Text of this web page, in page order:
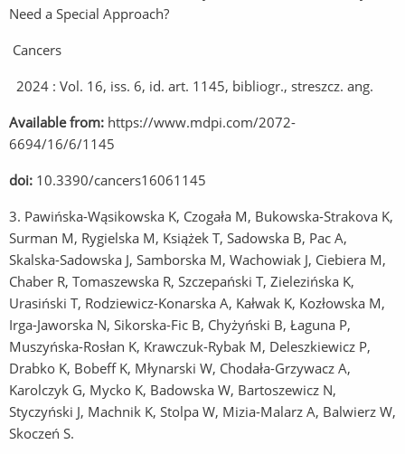
Need a Special Approach?
Cancers
2024 : Vol. 16, iss. 6, id. art. 1145, bibliogr., streszcz. ang.
Available from: https://www.mdpi.com/2072-
6694/16/6/1145
doi: 10.3390/cancers16061145
3. Pawińska-Wąsikowska K, Czogała M, Bukowska-Strakova K,
Surman M, Rygielska M, Książek T, Sadowska B, Pac A,
Skalska-Sadowska J, Samborska M, Wachowiak J, Ciebiera M,
Chaber R, Tomaszewska R, Szczepański T, Zielezińska K,
Urasiński T, Rodziewicz-Konarska A, Kałwak K, Kozłowska M,
Irga-Jaworska N, Sikorska-Fic B, Chyżyński B, Łaguna P,
Muszyńska-Rosłan K, Krawczuk-Rybak M, Deleszkiewicz P,
Drabko K, Bobeff K, Młynarski W, Chodała-Grzywacz A,
Karolczyk G, Mycko K, Badowska W, Bartoszewicz N,
Styczyński J, Machnik K, Stolpa W, Mizia-Malarz A, Balwierz W,
Skoczeń S.